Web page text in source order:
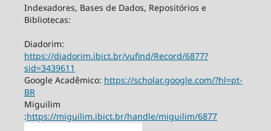
Indexadores, Bases de Dados, Repositórios e
Bibliotecas:
Diadorim:
https://diadorim.ibict.br/vufind/Record/6877?
sid=3439611
Google Acadêmico: https://scholar.google.com/?hl=pt-
BR
Miguilim
:https://miguilim.ibict.br/handle/miguilim/6877